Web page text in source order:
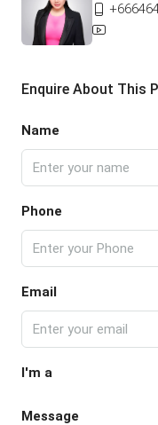
Enquire About This
Name
Phone
Email
I'm a
Message